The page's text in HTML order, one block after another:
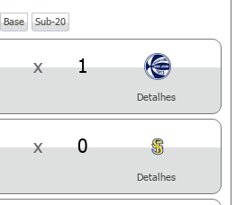
Base Sub-20
x 1
Detalhes
x 0
Detalhes